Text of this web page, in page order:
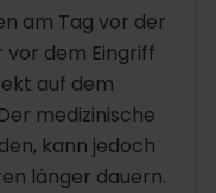
am Tag vor der
dem Eingriff
auf dem
medizinische
kann jedoch
länger dauern.